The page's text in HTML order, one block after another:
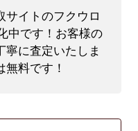
サイトのフクウロ
中です！ お客様の
寧に査定いたしま
料です！